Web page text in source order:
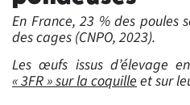
En France, 23 % des poules
des cages (CNPO, 2023).
Les œufs issus d’élevage
« 3FR » sur la coquilleet sur